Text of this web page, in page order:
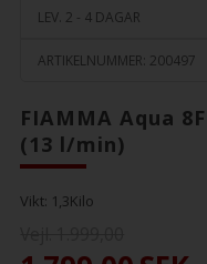
LEV. 2 - 4 DAGAR
ARTIKELNUMMER: 200497
FIAMMA Aqua
(13 l/min)
Vikt: 1,3Kilo